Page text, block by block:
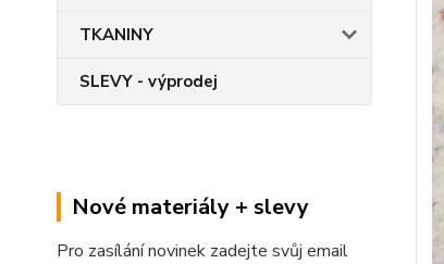
TKANINY
SLEVY - výprodej
Nové materiály + slevy
Pro zasílání novinek zadejte svůj email